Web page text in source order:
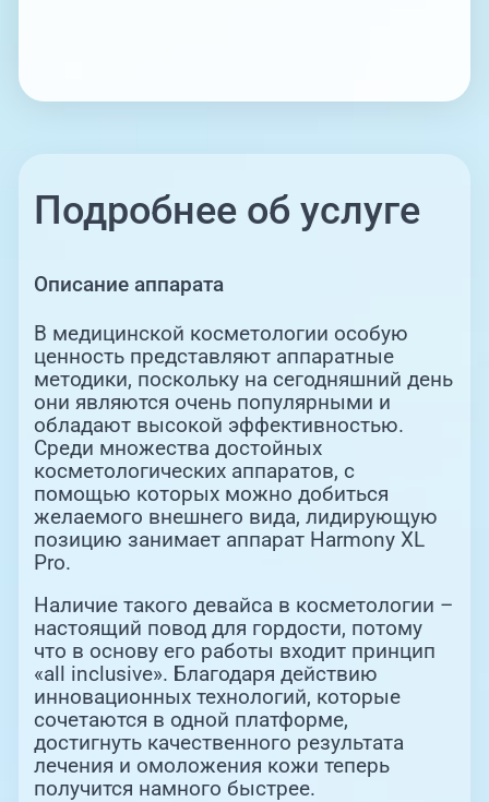
Подробнее об услуге
Описание аппарата
В медицинской косметологии особую
ценность представляют аппаратные
методики, поскольку на сегодняшний день
они являются очень популярными и
обладают высокой эффективностью.
Среди множества достойных
косметологических аппаратов, с
помощью которых можно добиться
желаемого внешнего вида, лидирующую
позицию занимает аппарат Harmony XL
Pro.
Наличие такого девайса в косметологии –
настоящий повод для гордости, потому
что в основу его работы входит принцип
«all inclusive». Благодаря действию
инновационных технологий, которые
сочетаются в одной платформе,
достигнуть качественного результата
лечения и омоложения кожи теперь
получится намного быстрее.